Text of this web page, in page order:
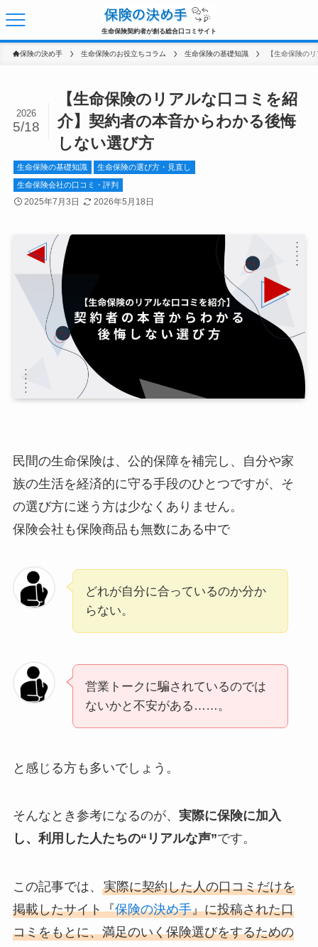
生命保険契約者が創る総合口コミサイト
保険の決め手 生命保険のお役立ちコラム 生命保険の基礎知識
【生命保険のリアルな口コミを紹
介】契約者の本音からわかる後悔
しない選び方
2026
5/18
生命保険の基礎知識 生命保険の選び方・見直し
生命保険会社の口コミ・評判
2025年7月3日 2026年5月18日
民間の生命保険は、公的保障を補完し、自分や家
族の生活を経済的に守る手段のひとつですが、そ
の選び方に迷う方は少なくありません。
保険会社も保険商品も無数にある中で
どれが自分に合っているのか分か
らない。
営業トークに騙されているのでは
ないかと不安がある……。
と感じる方も多いでしょう。
そんなとき参考になるのが、 実際に保険に加入
し、利用した人たちの“リアルな声”です。
この記事では、 実際に契約した人の口コミだけを
掲載したサイト『保険の決め手』に投稿された口
コミをもとに、満足のいく保険選びをするための